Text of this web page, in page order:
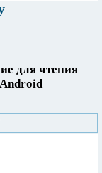
для чтения